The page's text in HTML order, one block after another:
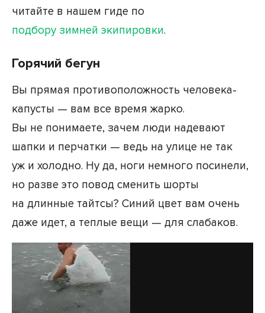
читайте в нашем гиде по
подбору зимней экипировки.
Горячий бегун
Вы прямая противоположность человека-
капусты — вам все время жарко.
Вы не понимаете, зачем люди надевают
шапки и перчатки — ведь на улице не так
уж и холодно. Ну да, ноги немного посинели,
но разве это повод сменить шорты
на длинные тайтсы? Синий цвет вам очень
даже идет, а теплые вещи — для слабаков.